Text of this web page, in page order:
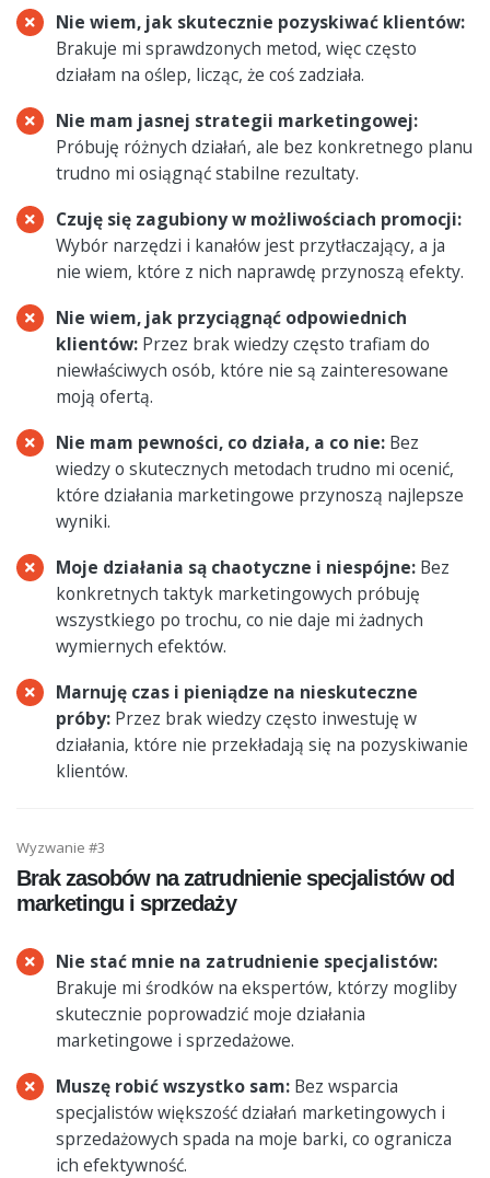
Nie wiem, jak skutecznie pozyskiwać klientów:
Brakuje mi sprawdzonych metod, więc często
działam na oślep, licząc, że coś zadziała.
Nie mam jasnej strategii marketingowej:
Próbuję różnych działań, ale bez konkretnego planu
trudno mi osiągnąć stabilne rezultaty.
Czuję się zagubiony w możliwościach promocji:
Wybór narzędzi i kanałów jest przytłaczający, a ja
nie wiem, które z nich naprawdę przynoszą efekty.
Nie wiem, jak przyciągnąć odpowiednich
klientów: Przez brak wiedzy często trafiam do
niewłaściwych osób, które nie są zainteresowane
moją ofertą.
Nie mam pewności, co działa, a co nie: Bez
wiedzy o skutecznych metodach trudno mi ocenić,
które działania marketingowe przynoszą najlepsze
wyniki.
Moje działania są chaotyczne i niespójne: Bez
konkretnych taktyk marketingowych próbuję
wszystkiego po trochu, co nie daje mi żadnych
wymiernych efektów.
Marnuję czas i pieniądze na nieskuteczne
próby: Przez brak wiedzy często inwestuję w
działania, które nie przekładają się na pozyskiwanie
klientów.
Wyzwanie #3
Brak zasobów na zatrudnienie specjalistów od
marketingu i sprzedaży
Nie stać mnie na zatrudnienie specjalistów:
Brakuje mi środków na ekspertów, którzy mogliby
skutecznie poprowadzić moje działania
marketingowe i sprzedażowe.
Muszę robić wszystko sam: Bez wsparcia
specjalistów większość działań marketingowych i
sprzedażowych spada na moje barki, co ogranicza
ich efektywność.